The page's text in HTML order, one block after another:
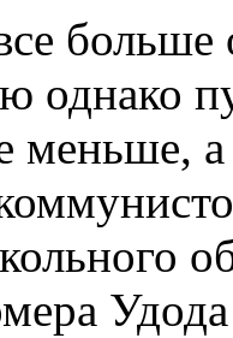
больше
однако
меньше,
Удода